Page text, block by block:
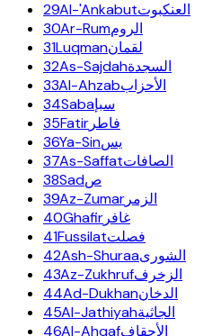
29Al-'Ankabutالعنكبوت
30Ar-Rumالروم
31Luqmanلقمان
32As-Sajdahالسجدة
33Al-Ahzabالأحزاب
34Sabaسبإ
35Fatir فاطر
36Ya-Sinيس
37As-Saffatالصافات
38Sadص
39Az-Zumar الزمر
40Ghafir غافر
41Fussilatفصلت
42Ash-Shuraaالشورى
43Az-Zukhrufالزخرف
44Ad-Dukhanالدخان
45Al-Jathiyahالجاثية
46Al-Ahqafالأحقاف